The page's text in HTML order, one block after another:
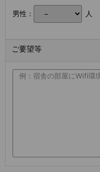
男性：
人
ご要望等